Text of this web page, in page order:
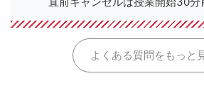
よくある質問をもっと